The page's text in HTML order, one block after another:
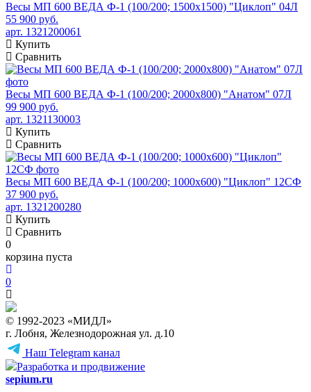
Весы МП 600 ВЕДА Ф-1 (100/200; 1500х1500) "Циклоп" 04Л
55 900 руб.
арт. 1321200061
Купить
Сравнить
Весы МП 600 ВЕДА Ф-1 (100/200; 2000х800) "Анатом" 07Л
99 900 руб.
арт. 1321130003
Купить
Сравнить
Весы МП 600 ВЕДА Ф-1 (100/200; 1000х600) "Циклоп" 12СФ
37 900 руб.
арт. 1321200280
Купить
Сравнить
0
корзина пуста
0
© 1992-2023 «МИДЛ»
г. Лобня, Железнодорожная ул. д.10
Наш Telegram канал
Разработка и продвижение
sepium.ru